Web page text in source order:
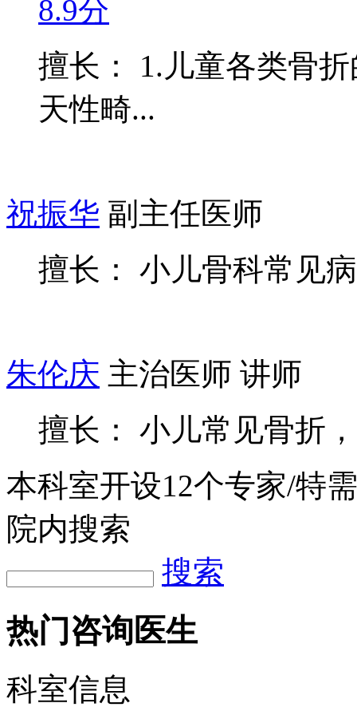
8.9分
擅长： 1.儿童各类骨
天性畸...
祝振华 副主任医师
擅长： 小儿骨科常见病
朱伦庆 主治医师 讲师
擅长： 小儿常见骨折
本科室开设12个专家/特
院内搜索
搜索
热门咨询医生
科室信息